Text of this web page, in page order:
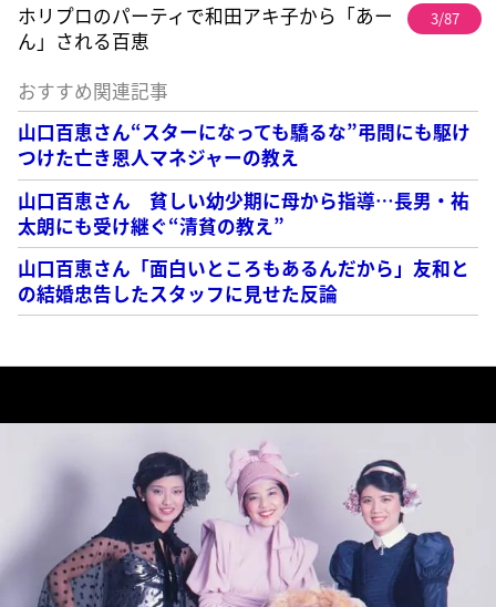
ホリプロのパーティで和田アキ子から「あー
ん」される百恵
3/87
おすすめ関連記事
山口百恵さん“スターになっても驕るな”弔問にも駆け
つけた亡き恩人マネジャーの教え
山口百恵さん 貧しい幼少期に母から指導…長男・祐
太朗にも受け継ぐ“清貧の教え”
山口百恵さん「面白いところもあるんだから」友和と
の結婚忠告したスタッフに見せた反論